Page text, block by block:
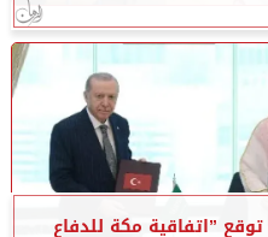
”اتفاقية مكة للدفاع